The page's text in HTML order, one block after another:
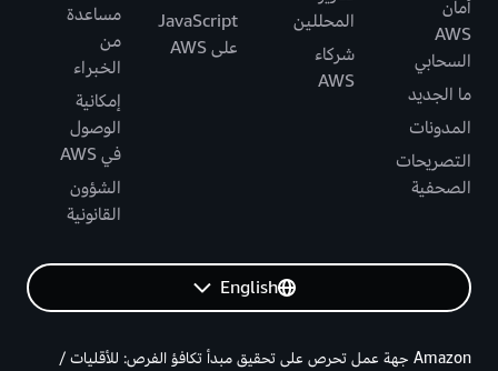
أمان
AWS
السحابي
ما الجديد
المدونات
التصريحات
الصحفية
المحللين
شركاء
AWS
JavaScript
على AWS
مساعدة
من
الخبراء
إمكانية
الوصول
في AWS
الشؤون
القانونية
English
Amazon جهة عمل تحرص على تحقيق مبدأ تكافؤ الفرص: للأقليات /